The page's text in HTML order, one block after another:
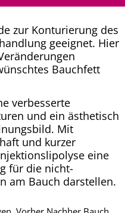
zur Konturierung des
geeignet. Hier
Bauchfett
verbesserte
und ein ästhetisch
Mit
und kurzer
eine
für die nicht-
am Bauch darstellen.